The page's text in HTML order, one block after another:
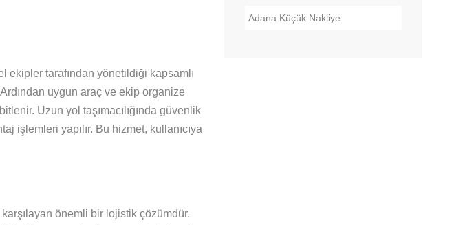
ekipler tarafından yönetildiği kapsamlı
uygun araç ve ekip organize
Uzun yol taşımacılığında güvenlik
işlemleri yapılır. Bu hizmet, kullanıcıya
önemli bir lojistik çözümdür.
Adana Küçük Nakliye